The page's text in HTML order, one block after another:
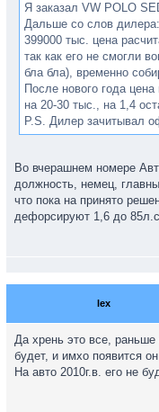
Я заказал VW POLO
Дальше со слов дилера:
399000 тыс. цена
так как его не смогли
бла бла), временно
После нового года
на 20-30 тыс., на 1,4
P.S. Дилер зачитывал
Во вчерашнем номере
должность, немец,
что пока на принято
дефорсируют 1,6 до
lex
Да хрень это все, раньше
будет, и имхо появится
На авто 2010г.в. его не